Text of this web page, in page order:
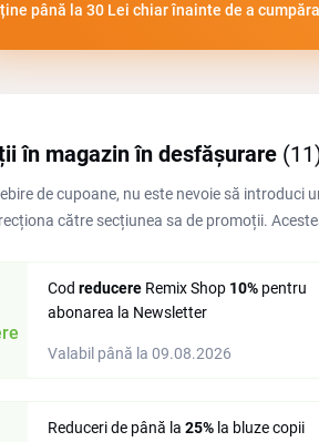
în magazin în desfășurare
de cupoane, nu este nevoie să
către secțiunea sa de promoții.
Cod reducere Remix Shop 10% pentru
abonarea la Newsletter
Valabil până la 09.08.2026
Reduceri de până la 25% la bluze copii
până la 30 Lei chiar înainte de a